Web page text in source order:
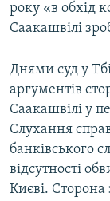
року «в обхід
Саакашвілі
Днями суд у
аргументів
Саакашвілі у
Слухання
банківського
відсутності
Києві. Сторона